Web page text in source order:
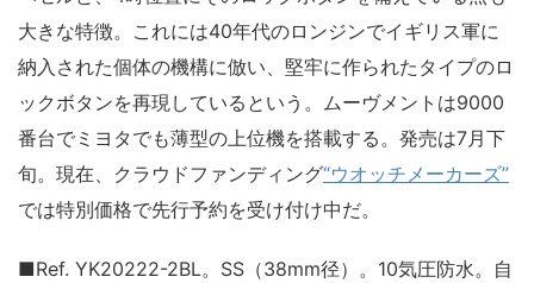
大きな特徴。これには40年代のロンジンでイギリス軍に
納入された個体の機構に倣い、堅牢に作られたタイプのロ
ックボタンを再現しているという。ムーヴメントは9000
番台でミヨタでも薄型の上位機を搭載する。発売は7月下
旬。現在、クラウドファンディング“ウオッチメーカーズ”
では特別価格で先行予約を受け付け中だ。
■Ref. YK20222-2BL。SS（38mm径）。10気圧防水。自